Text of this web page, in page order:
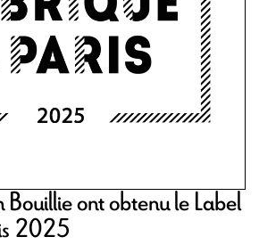
Bouillie ont obtenu le Label
2025